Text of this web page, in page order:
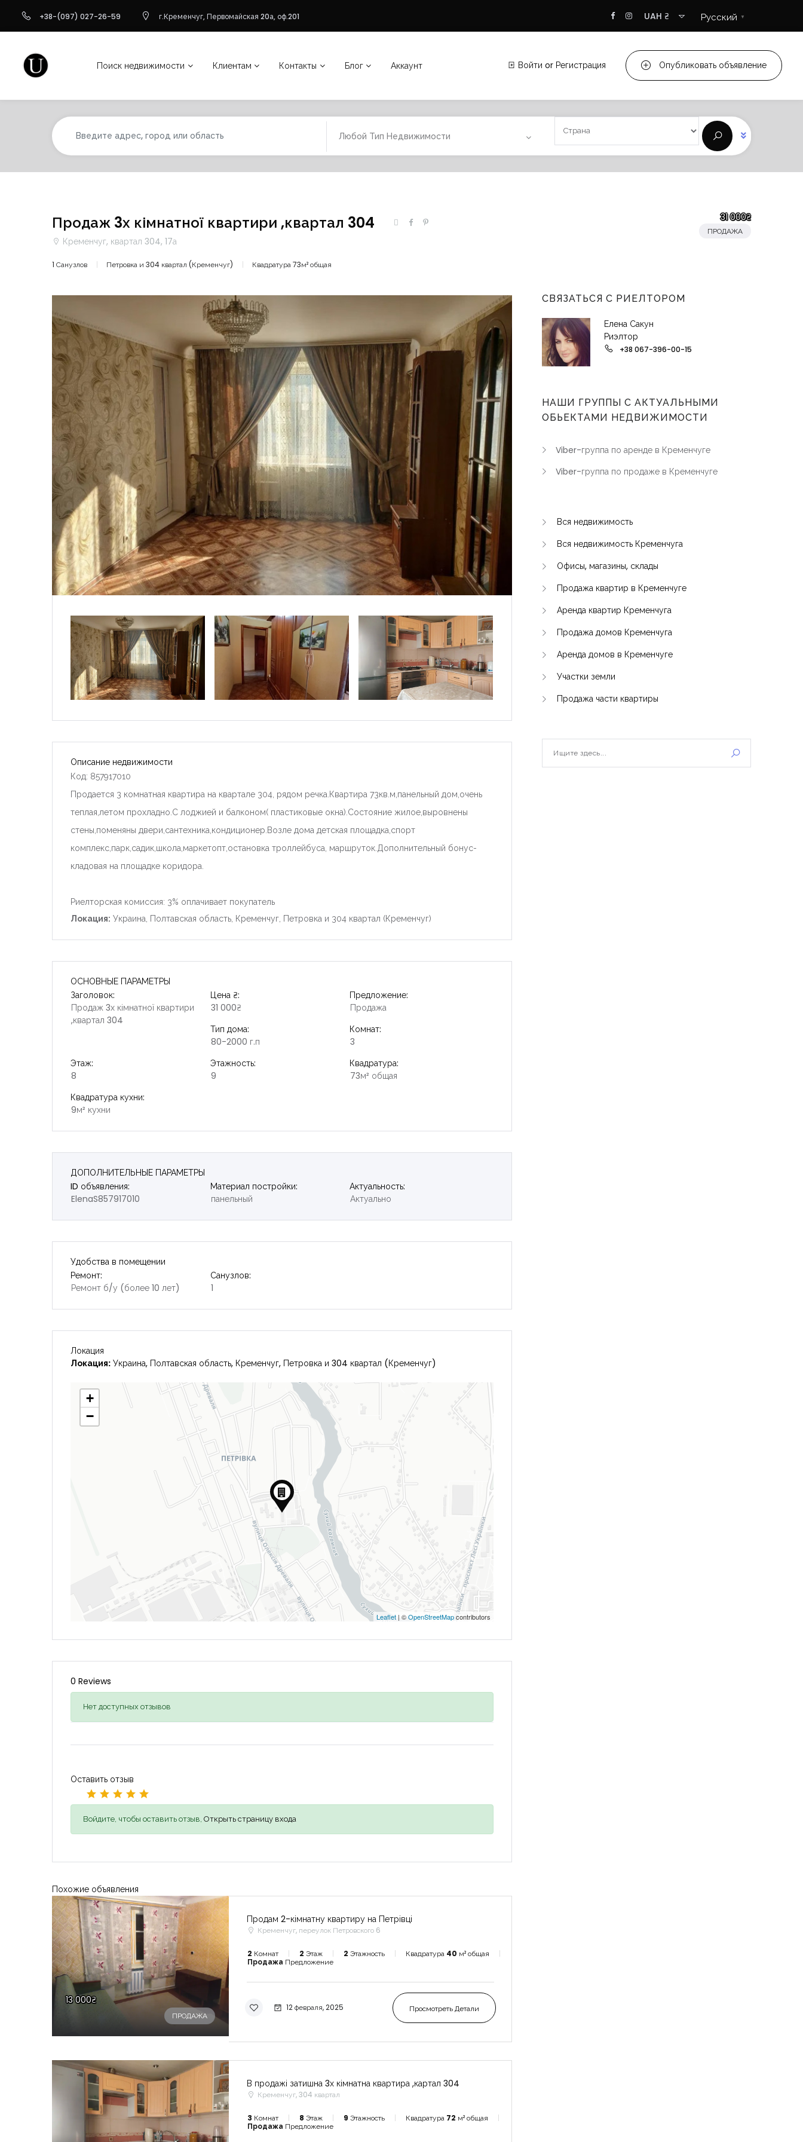
+38-(097) 027-26-59 г.Кременчуг, Первомайская 20а, оф.201 UAH ₴ Русский ▼
Поиск недвижимости Клиентам Контакты Блог Аккаунт Войти or Регистрация Опубликовать объявление
Любой Тип Недвижимости
Продаж 3х кімнатної квартири ,квартал 304
Кременчуг, квартал 304, 17а
1 Санузлов Петровка и 304 квартал (Кременчуг) Квадратура 73м² общая
31 000₴
ПРОДАЖА
Описание недвижимости
Код: 857917010
Продается 3 комнатная квартира на квартале 304, рядом речка.Квартира 73кв.м,панельный дом,очень
теплая,летом прохладно.С лоджией и балконом( пластиковые окна).Состояние жилое,выровнены
стены,поменяны двери,сантехника,кондиционер.Возле дома детская площадка,спорт
комплекс,парк,садик,школа,маркетопт,остановка троллейбуса, маршруток.Дополнительный бонус-
кладовая на площадке коридора.
Риелторская комиссия: 3% оплачивает покупатель
Локация: Украина, Полтавская область, Кременчуг, Петровка и 304 квартал (Кременчуг)
ОСНОВНЫЕ ПАРАМЕТРЫ
Заголовок:
Продаж 3х кімнатної квартири
,квартал 304
Цена ₴:
31 000₴
Предложение:
Продажа
Тип дома:
80-2000 г.п
Комнат:
3
Этаж:
8
Этажность:
9
Квадратура:
73м² общая
Квадратура кухни:
9м² кухни
ДОПОЛНИТЕЛЬНЫЕ ПАРАМЕТРЫ
ID объявления:
ElenaS857917010
Материал постройки:
панельный
Актуальность:
Актуально
Удобства в помещении
Ремонт:
Ремонт б/у (более 10 лет)
Санузлов:
1
Локация
Локация: Украина, Полтавская область, Кременчуг, Петровка и 304 квартал (Кременчуг)
+
−
Leaflet | ©OpenStreetMapcontributors
0 Reviews
Нет доступных отзывов
Оставить отзыв
Войдите, чтобы оставить отзыв, Открыть страницу входа
Похожие объявления
13 000₴
ПРОДАЖА
Продам 2-кімнатну квартиру на Петрівці
Кременчуг, переулок Петровского 6
2 Комнат 2 Этаж 2 Этажность Квадратура 40 м² общая
Продажа Предложение
12 февраля, 2025 Просмотреть Детали
В продажі затишна 3х кімнатна квартира ,картал 304
Кременчуг, 304 квартал
3 Комнат 8 Этаж 9 Этажность Квадратура 72 м² общая
Продажа Предложение
СВЯЗАТЬСЯ С РИЕЛТОРОМ
Елена Сакун
Риэлтор
+38 067-396-00-15
НАШИ ГРУППЫ С АКТУАЛЬНЫМИ
ОБЬЕКТАМИ НЕДВИЖИМОСТИ
Viber-группа по аренде в Кременчуге
Viber-группа по продаже в Кременчуге
Вся недвижимость
Вся недвижимость Кременчуга
Офисы, магазины, склады
Продажа квартир в Кременчуге
Аренда квартир Кременчуга
Продажа домов Кременчуга
Аренда домов в Кременчуге
Участки земли
Продажа части квартиры
Запомнить Forgot Password?
Войти